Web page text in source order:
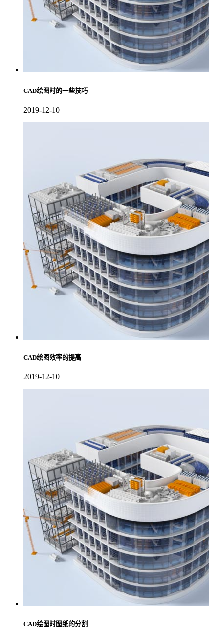
CAD绘图时的一些技巧
2019-12-10
CAD绘图效率的提高
2019-12-10
CAD绘图时图纸的分割